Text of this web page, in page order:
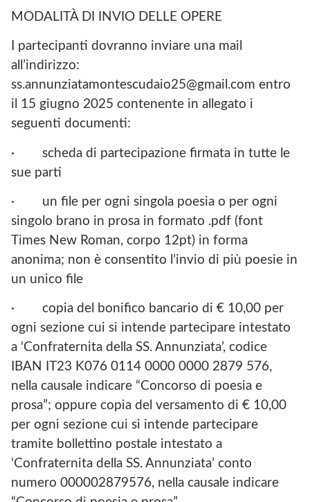
MODALITÀ DI INVIO DELLE OPERE
I partecipanti dovranno inviare una mail
all’indirizzo:
ss.annunziatamontescudaio25@gmail.com entro
il 15 giugno 2025 contenente in allegato i
seguenti documenti:
· scheda di partecipazione firmata in tutte le
sue parti
· un file per ogni singola poesia o per ogni
singolo brano in prosa in formato .pdf (font
Times New Roman, corpo 12pt) in forma
anonima; non è consentito l’invio di più poesie in
un unico file
· copia del bonifico bancario di € 10,00 per
ogni sezione cui si intende partecipare intestato
a ‘Confraternita della SS. Annunziata’, codice
IBAN IT23 K076 0114 0000 0000 2879 576,
nella causale indicare “Concorso di poesia e
prosa”; oppure copia del versamento di € 10,00
per ogni sezione cui si intende partecipare
tramite bollettino postale intestato a
‘Confraternita della SS. Annunziata’ conto
numero 000002879576, nella causale indicare